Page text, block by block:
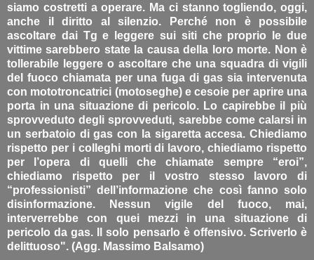
siamo costretti a operare. Ma ci stanno togliendo, oggi,
anche il diritto al silenzio. Perché non è possibile
ascoltare dai Tg e leggere sui siti che proprio le due
vittime sarebbero state la causa della loro morte. Non è
tollerabile leggere o ascoltare che una squadra di vigili
del fuoco chiamata per una fuga di gas sia intervenuta
con mototroncatrici (motoseghe) e cesoie per aprire una
porta in una situazione di pericolo. Lo capirebbe il più
sprovveduto degli sprovveduti, sarebbe come calarsi in
un serbatoio di gas con la sigaretta accesa. Chiediamo
rispetto per i colleghi morti di lavoro, chiediamo rispetto
per l’opera di quelli che chiamate sempre “eroi”,
chiediamo rispetto per il vostro stesso lavoro di
“professionisti” dell’informazione che così fanno solo
disinformazione. Nessun vigile del fuoco, mai,
interverrebbe con quei mezzi in una situazione di
pericolo da gas. Il solo pensarlo è offensivo. Scriverlo è
delittuoso". (Agg. Massimo Balsamo)